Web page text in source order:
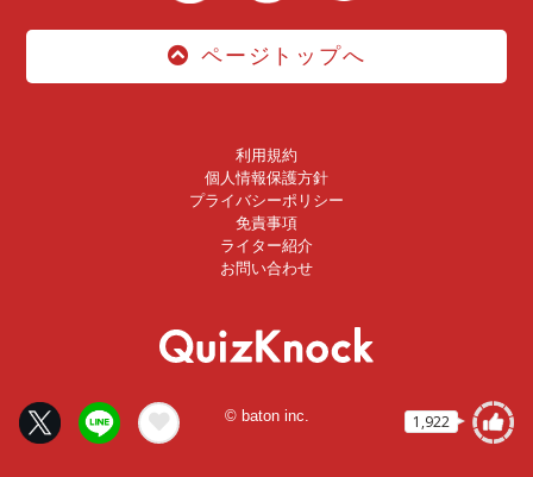
1,922
ページトップへ
利用規約
個人情報保護方針
プライバシーポリシー
免責事項
ライター紹介
お問い合わせ
© baton inc.